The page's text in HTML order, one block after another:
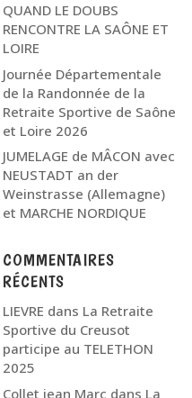
QUAND LE DOUBS
RENCONTRE LA SAÔNE ET
LOIRE
Journée Départementale
de la Randonnée de la
Retraite Sportive de Saône
et Loire 2026
JUMELAGE de MÂCON avec
NEUSTADT an der
Weinstrasse (Allemagne)
et MARCHE NORDIQUE
COMMENTAIRES
RÉCENTS
LIEVRE dans La Retraite
Sportive du Creusot
participe au TELETHON
2025
Collet jean Marc dans La